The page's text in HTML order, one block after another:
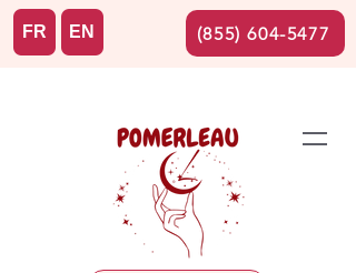
FR EN (855) 604-5477